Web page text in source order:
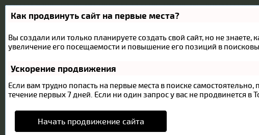
Как продвинуть сайт на первые места?
Вы создали или только планируете создать свой сайт, но не
увеличение его посещаемости и повышение его позиций в
Ускорение продвижения
Если вам трудно попасть на первые места в поиске
течение первых 7 дней. Если ни один запрос у вас не продвинется в
Начать продвижение сайта